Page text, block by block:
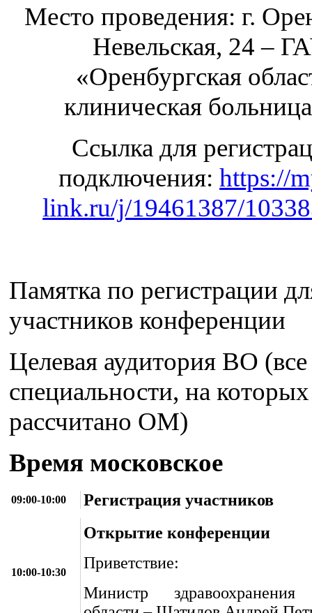
Место проведения: г.
Невельская, 24 –
«Оренбургская
клиническая
Ссылка для
подключения:https://
link.ru/j/19461387/
Памятка по регистрации
участников конференции
Целевая аудитория ВО (все
специальности, на которых
рассчитано ОМ)
Время московское
09:00-10:00 Регистрация участников
10:00-10:30
Открытие конференции
Приветствие:
Министр здравоохранения